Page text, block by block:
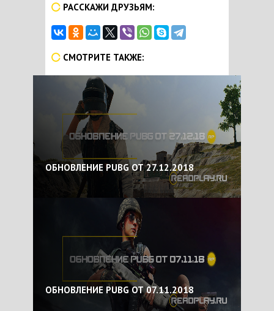
РАССКАЖИ ДРУЗЬЯМ:
СМОТРИТЕ ТАКЖЕ:
ОБНОВЛЕНИЕ PUBG ОТ 27.12.2018
ОБНОВЛЕНИЕ PUBG ОТ 07.11.2018